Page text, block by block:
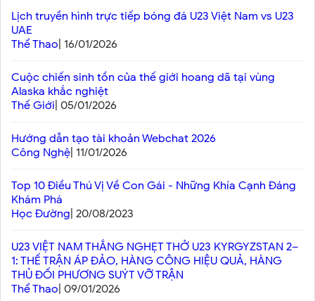
Lịch truyền hình trực tiếp bóng đá U23 Việt Nam vs U23
UAE
Thể Thao | 16/01/2026
Cuộc chiến sinh tồn của thế giới hoang dã tại vùng
Alaska khắc nghiệt
Thế Giới | 05/01/2026
Hướng dẫn tạo tài khoản Webchat 2026
Công Nghệ | 11/01/2026
Top 10 Điều Thú Vị Về Con Gái - Những Khía Cạnh Đáng
Khám Phá
Học Đường | 20/08/2023
U23 VIỆT NAM THẮNG NGHẸT THỞ U23 KYRGYZSTAN 2–
1: THẾ TRẬN ÁP ĐẢO, HÀNG CÔNG HIỆU QUẢ, HÀNG
THỦ ĐỐI PHƯƠNG SUÝT VỠ TRẬN
Thể Thao | 09/01/2026